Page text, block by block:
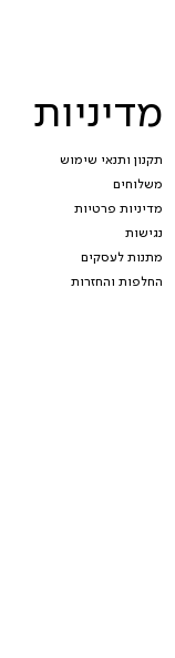
מדיניות
תקנון ותנאי שימוש
משלוחים
מדיניות פרטיות
נגישות
מתנות לעסקים
החלפות והחזרות